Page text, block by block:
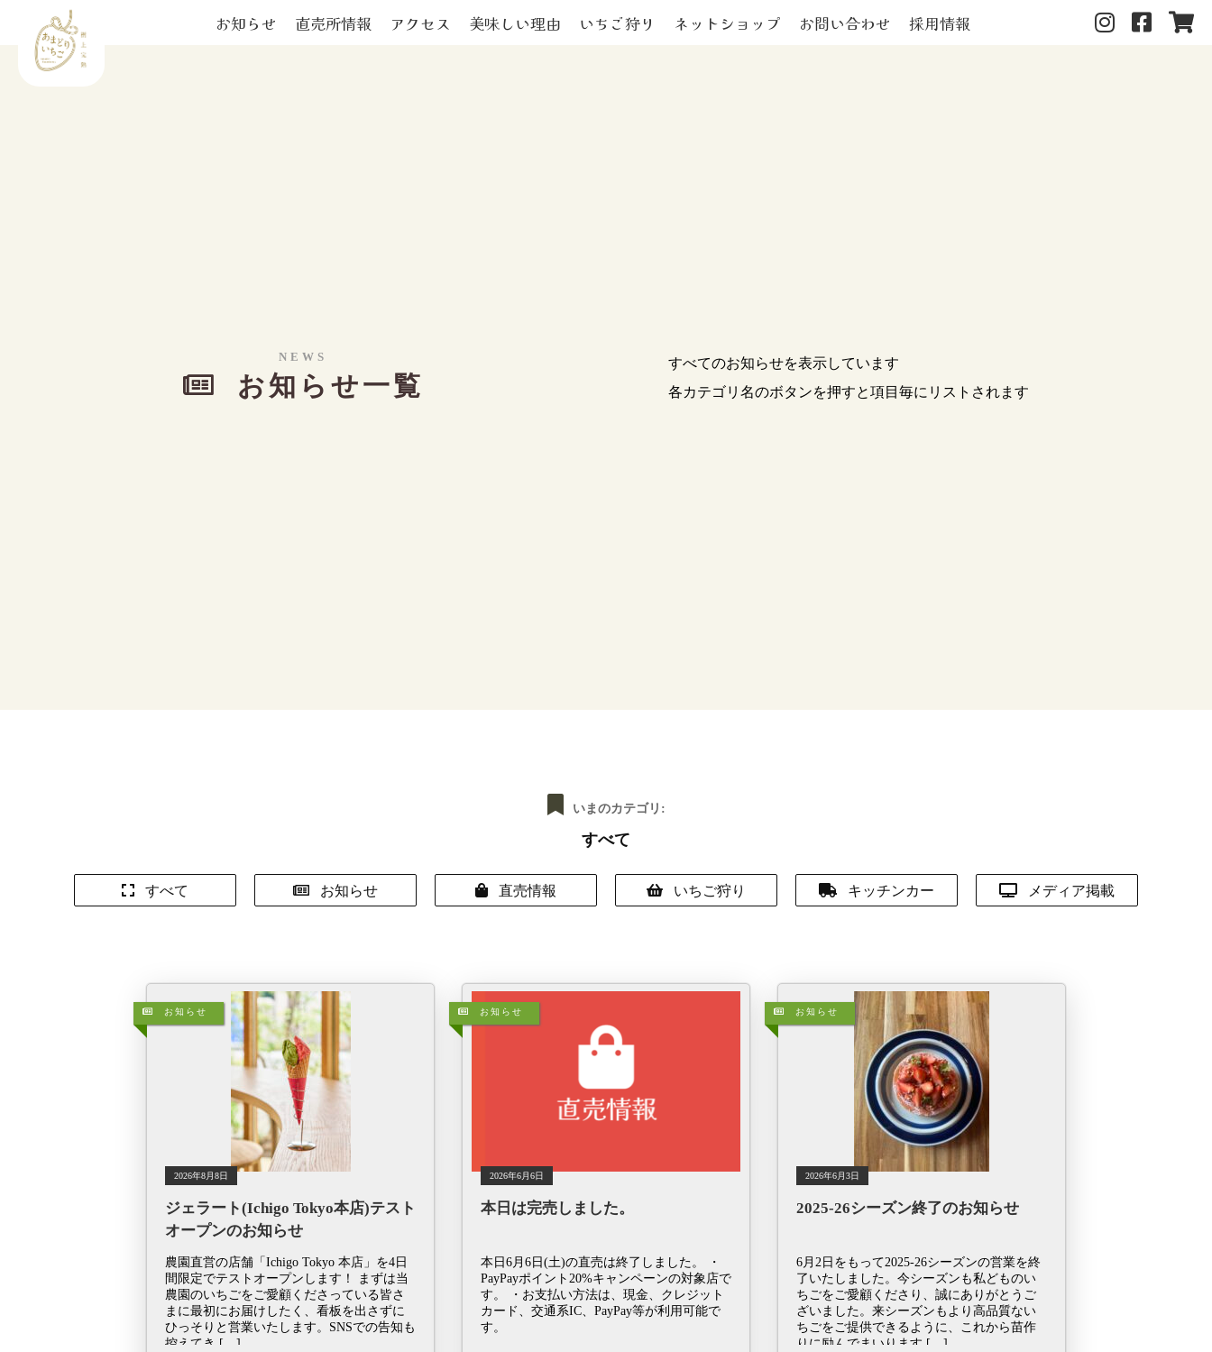
お知らせ 直売所情報 アクセス 美味しい理由 いちご狩り ネットショップ お問い合わせ 採用情報
お知らせ一覧
NEWS
すべてのお知らせを表示しています
各カテゴリ名のボタンを押すと項目毎にリストされます
いまのカテゴリ:
すべて
すべて お知らせ 直売情報 いちご狩り キッチンカー メディア掲載
お知らせ
2026年8月8日
ジェラート(Ichigo Tokyo本店)テスト
オープンのお知らせ
農園直営の店舗「Ichigo Tokyo 本店」を4日
間限定でテストオープンします！ まずは当
農園のいちごをご愛顧くださっている皆さ
まに最初にお届けしたく、看板を出さずに
ひっそりと営業いたします。SNSでの告知も
控えてき […]
お知らせ
2026年6月6日
本日は完売しました。
本日6月6日(土)の直売は終了しました。 ・
PayPayポイント20%キャンペーンの対象店で
す。 ・お支払い方法は、現金、クレジット
カード、交通系IC、PayPay等が利用可能で
す。
お知らせ
2026年6月3日
2025-26シーズン終了のお知らせ
6月2日をもって2025-26シーズンの営業を終
了いたしました。今シーズンも私どものい
ちごをご愛顧くださり、誠にありがとうご
ざいました。来シーズンもより高品質ない
ちごをご提供できるように、これから苗作
りに励んでまいります […]